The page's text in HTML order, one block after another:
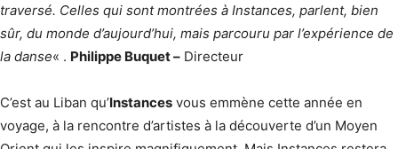
traversé. Celles qui sont montrées à Instances, parlent, bien
sûr, du monde d’aujourd’hui, mais parcouru par l’expérience de
la danse« . Philippe Buquet – Directeur
C’est au Liban qu’Instances vous emmène cette année en
voyage, à la rencontre d’artistes à la découverte d’un Moyen